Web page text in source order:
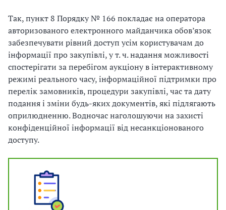
Так, пункт 8 Порядку № 166 покладає на оператора
авторизованого електронного майданчика обов’язок
забезпечувати рівний доступ усім користувачам до
інформації про закупівлі, у т. ч. надання можливості
спостерігати за перебігом аукціону в інтерактивному
режимі реального часу, інформаційної підтримки про
перелік замовників, процедури закупівлі, час та дату
подання і зміни будь-яких документів, які підлягають
оприлюдненню. Водночас наголошуючи на захисті
конфіденційної інформації від несанкціонованого
доступу.